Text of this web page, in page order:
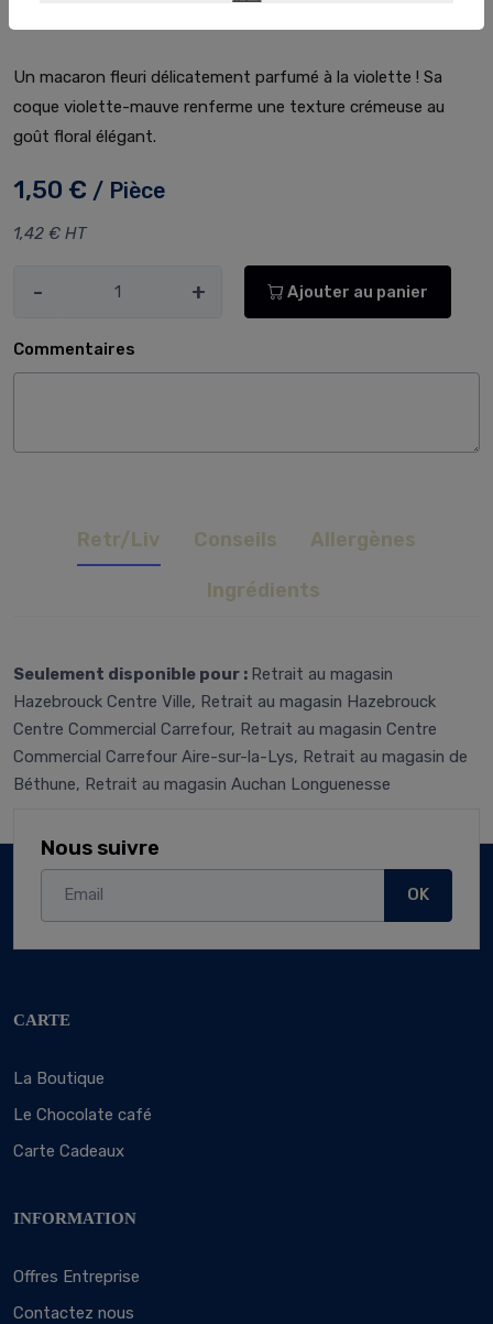
Un macaron fleuri délicatement parfumé à la violette ! Sa
coque violette-mauve renferme une texture crémeuse au
goût floral élégant.
1,50 € / Pièce
1,42 € HT
- + Ajouter au panier
Commentaires
Retr/Liv Conseils Allergènes
Ingrédients
Seulement disponible pour : Retrait au magasin
Hazebrouck Centre Ville, Retrait au magasin Hazebrouck
Centre Commercial Carrefour, Retrait au magasin Centre
Commercial Carrefour Aire-sur-la-Lys, Retrait au magasin de
Béthune, Retrait au magasin Auchan Longuenesse
Nous suivre
OK
CARTE
La Boutique
Le Chocolate café
Carte Cadeaux
INFORMATION
Offres Entreprise
Contactez nous